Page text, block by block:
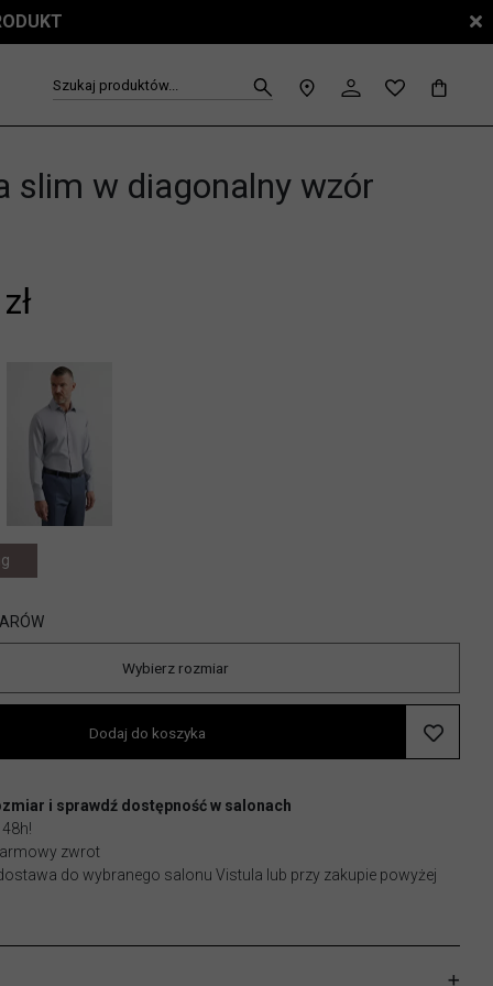
Szukaj produktów...
slim w diagonalny wzór
Wybierz rozmiar
Dodaj do koszyka
i sprawdź dostępność w salonach
zwrot
do wybranego salonu Vistula lub przy zakupie powyżej